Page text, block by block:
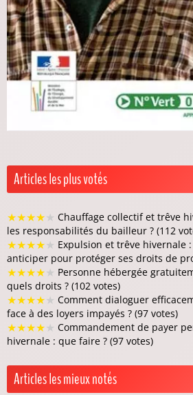
Articles les plus votés
★★★★★ Chauffage collectif et trêve
les responsabilités du bailleur ? (112
★★★★★ Expulsion et trêve hivernale
anticiper pour protéger ses droits de
★★★★★ Personne hébergée
quels droits ? (102 votes)
★★★★★ Comment dialoguer
face à des loyers impayés ? (97 votes)
★★★★★ Commandement de payer
hivernale : que faire ? (97 votes)
Articles les mieux notés